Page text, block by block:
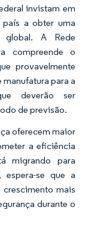
invistam em
país a obter uma
global. A Rede
compreende o
provavelmente
para a
deverão ser
de previsão.
oferecem maior
a eficiência
migrando para
espera-se que a
mais
durante o